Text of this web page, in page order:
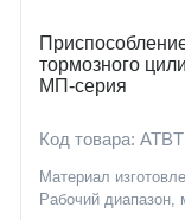
тормозного
МП-серия
Код товара:
Материал
Рабочий диапазон,